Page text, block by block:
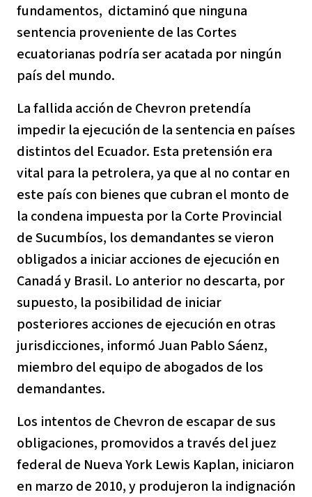
REDD
Indígena
Granjas Industriales
Para niñas y niños
Defensoras y Defensores
fundamentos, dictaminó que ninguna
sentencia proveniente de las Cortes
ecuatorianas podría ser acatada por ningún
país del mundo.
La fallida acción de Chevron pretendía
impedir la ejecución de la sentencia en países
distintos del Ecuador. Esta pretensión era
vital para la petrolera, ya que al no contar en
este país con bienes que cubran el monto de
la condena impuesta por la Corte Provincial
de Sucumbíos, los demandantes se vieron
obligados a iniciar acciones de ejecución en
Canadá y Brasil. Lo anterior no descarta, por
supuesto, la posibilidad de iniciar
posteriores acciones de ejecución en otras
jurisdicciones, informó Juan Pablo Sáenz,
miembro del equipo de abogados de los
demandantes.
Los intentos de Chevron de escapar de sus
obligaciones, promovidos a través del juez
federal de Nueva York Lewis Kaplan, iniciaron
en marzo de 2010, y produjeron la indignación